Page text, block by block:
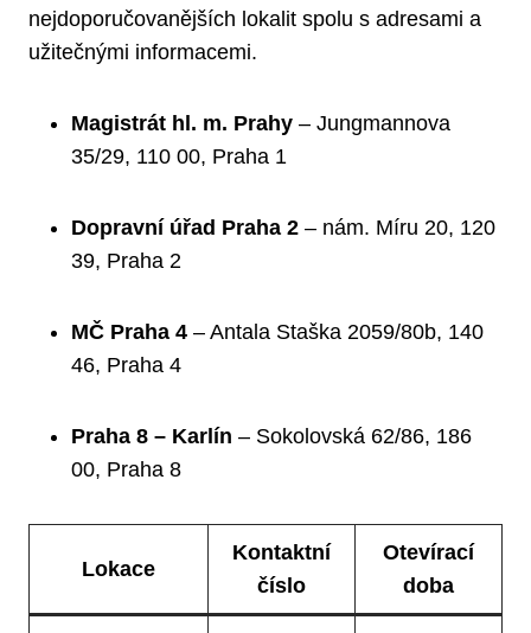
nejdoporučovanějších lokalit spolu s adresami a
užitečnými informacemi.
Magistrát hl. m. Prahy – Jungmannova
35/29, 110 00, Praha 1
Dopravní úřad Praha 2 – nám. Míru 20, 120
39, Praha 2
MČ Praha 4 – Antala Staška 2059/80b, 140
46, Praha 4
Praha 8 – Karlín – Sokolovská 62/86, 186
00, Praha 8
Lokace
Kontaktní
číslo
Otevírací
doba